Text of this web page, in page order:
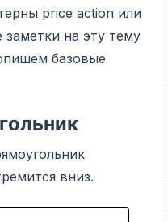
price action или
на эту тему
базовые
вниз.